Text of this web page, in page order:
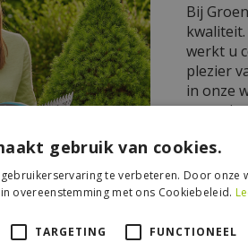
Bij
werkt u
plezier
in onze
Tools.
Kom
laat
gebruik van cookies.
te verbeteren. Door onze
overeenstemming met ons Cookiebeleid.
TARGETING FUNCTIONEEL